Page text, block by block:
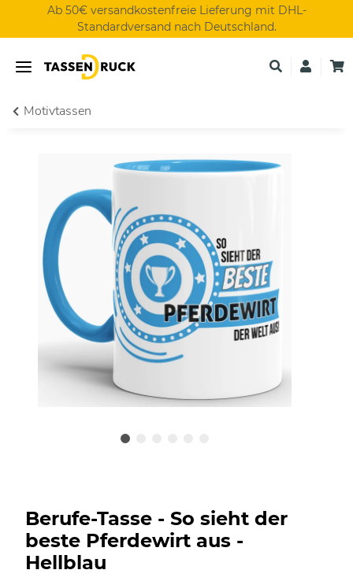
Ab 50€ versandkostenfreie Lieferung mit DHL-
Standardversand nach Deutschland.
Motivtassen
Berufe-Tasse - So sieht der
beste Pferdewirt aus -
Hellblau